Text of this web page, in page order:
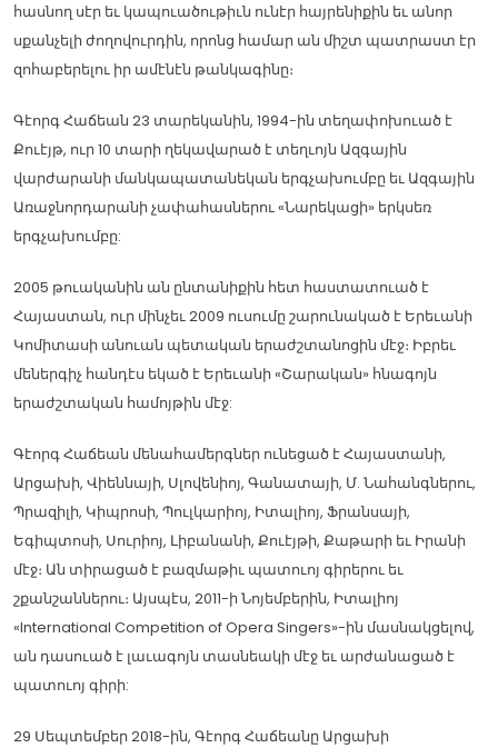
հասնող սէր եւ կապուածութիւն ունէր հայրենիքին եւ անոր
սքանչելի ժողովուրդին, որոնց համար ան միշտ պատրաստ էր
զոհաբերելու իր ամէնէն թանկագինը։
Գէորգ Հաճեան 23 տարեկանին, 1994-ին տեղափոխուած է
Քուէյթ, ուր 10 տարի ղեկավարած է տեղւոյն Ազգային
վարժարանի մանկապատանեկան երգչախումբը եւ Ազգային
Առաջնորդարանի չափահասներու «Նարեկացի» երկսեռ
երգչախումբը:
2005 թուականին ան ընտանիքին հետ հաստատուած է
Հայաստան, ուր մինչեւ 2009 ուսումը շարունակած է Երեւանի
Կոմիտասի անուան պետական երաժշտանոցին մէջ։ Իբրեւ
մեներգիչ հանդէս եկած է Երեւանի «Շարական» հնագոյն
երաժշտական համոյթին մէջ:
Գէորգ Հաճեան մենահամերգներ ունեցած է Հայաստանի,
Արցախի, Վիեննայի, Սլովենիոյ, Գանատայի, Մ. Նահանգներու,
Պրազիլի, Կիպրոսի, Պուլկարիոյ, Իտալիոյ, Ֆրանսայի,
Եգիպտոսի, Սուրիոյ, Լիբանանի, Քուէյթի, Քաթարի եւ Իրանի
մէջ։ Ան տիրացած է բազմաթիւ պատուոյ գիրերու եւ
շքանշաններու։ Այսպէս, 2011-ի Նոյեմբերին, Իտալիոյ
«International Competition of Opera Singers»-ին մասնակցելով,
ան դասուած է լաւագոյն տասնեակի մէջ եւ արժանացած է
պատուոյ գիրի:
29 Սեպտեմբեր 2018-ին, Գէորգ Հաճեանը Արցախի